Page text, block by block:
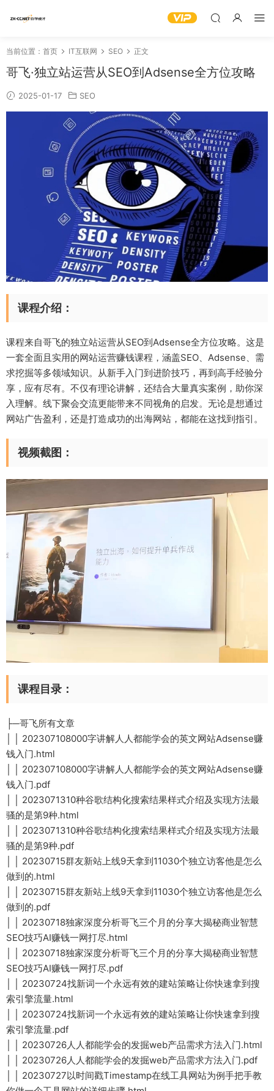
当前位置： 首页 IT互联网 SEO 正文
哥飞·独立站运营从SEO到Adsense全方位攻略
2025-01-17 SEO
课程介绍：
课程来自哥飞的独立站运营从SEO到Adsense全方位攻略。这是
一套全面且实用的网站运营赚钱课程，涵盖SEO、Adsense、需
求挖掘等多领域知识。从新手入门到进阶技巧，再到高手经验分
享，应有尽有。不仅有理论讲解，还结合大量真实案例，助你深
入理解。线下聚会交流更能带来不同视角的启发。无论是想通过
网站广告盈利，还是打造成功的出海网站，都能在这找到指引。
视频截图：
课程目录：
├─哥飞所有文章
│ │ 202307108000字讲解人人都能学会的英文网站Adsense赚
钱入门.html
│ │ 202307108000字讲解人人都能学会的英文网站Adsense赚
钱入门.pdf
│ │ 2023071310种谷歌结构化搜索结果样式介绍及实现方法最
骚的是第9种.html
│ │ 2023071310种谷歌结构化搜索结果样式介绍及实现方法最
骚的是第9种.pdf
│ │ 20230715群友新站上线9天拿到11030个独立访客他是怎么
做到的.html
│ │ 20230715群友新站上线9天拿到11030个独立访客他是怎么
做到的.pdf
│ │ 20230718独家深度分析哥飞三个月的分享大揭秘商业智慧
SEO技巧AI赚钱一网打尽.html
│ │ 20230718独家深度分析哥飞三个月的分享大揭秘商业智慧
SEO技巧AI赚钱一网打尽.pdf
│ │ 20230724找新词一个永远有效的建站策略让你快速拿到搜
索引擎流量.html
│ │ 20230724找新词一个永远有效的建站策略让你快速拿到搜
索引擎流量.pdf
│ │ 20230726人人都能学会的发掘web产品需求方法入门.html
│ │ 20230726人人都能学会的发掘web产品需求方法入门.pdf
│ │ 20230727以时间戳Timestamp在线工具网站为例手把手教